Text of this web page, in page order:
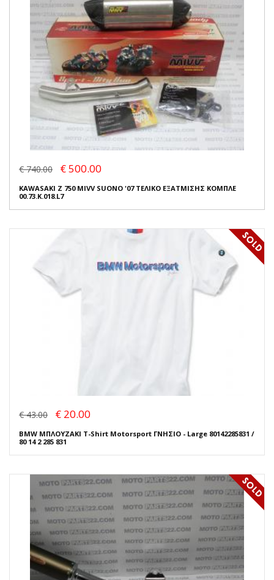
€ 740.00 € 500.00
KAWASAKI Z 750 MIVV SUONO '07 ΤΕΛΙΚΟ ΕΞΑΤΜΙΣΗΣ ΚΟΜΠΛΕ
00.73.K.018.L7
€ 43.00 € 20.00
BMW ΜΠΛΟΥΖΑΚΙ T-Shirt Motorsport ΓΝΗΣΙΟ - Large 80142285831 /
80 14 2 285 831